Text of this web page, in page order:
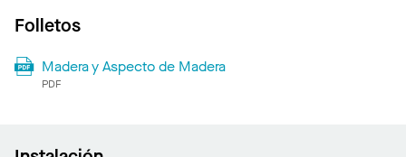
Folletos
Madera y Aspecto de Madera
PDF